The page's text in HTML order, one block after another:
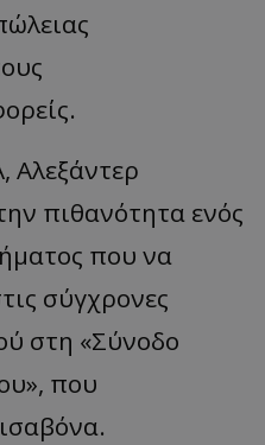
Αλεξάντερ
πιθανότητα ενός
που να
σύγχρονες
στη «Σύνοδο
που